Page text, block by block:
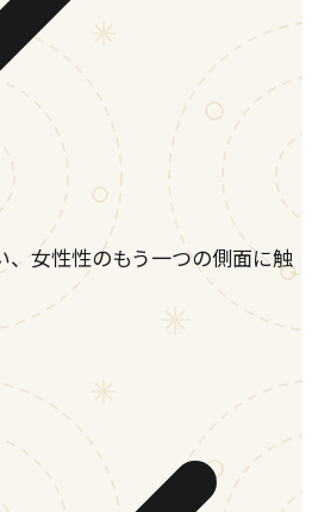
、女性性のもう一つの側面に触